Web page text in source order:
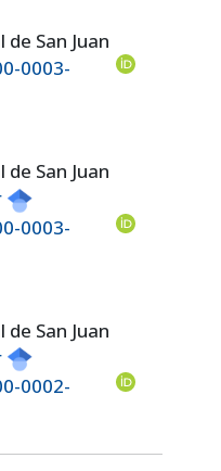
San Juan
0003-
San Juan
0003-
San Juan
0002-